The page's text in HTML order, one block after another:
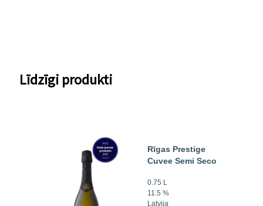
Līdzīgi produkti
Rīgas Prestige
Cuvee Semi Seco
0.75 L
11.5 %
Latvija